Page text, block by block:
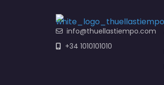
info@thuellastiempo.com
+34 1010101010